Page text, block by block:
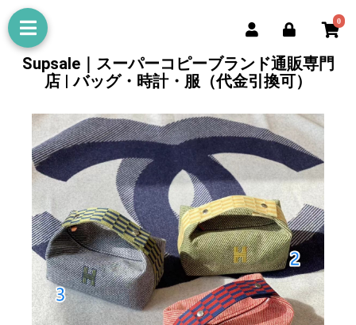
0
Supsale｜スーパーコピーブランド通販専門
店 | バッグ・時計・服（代金引換可）